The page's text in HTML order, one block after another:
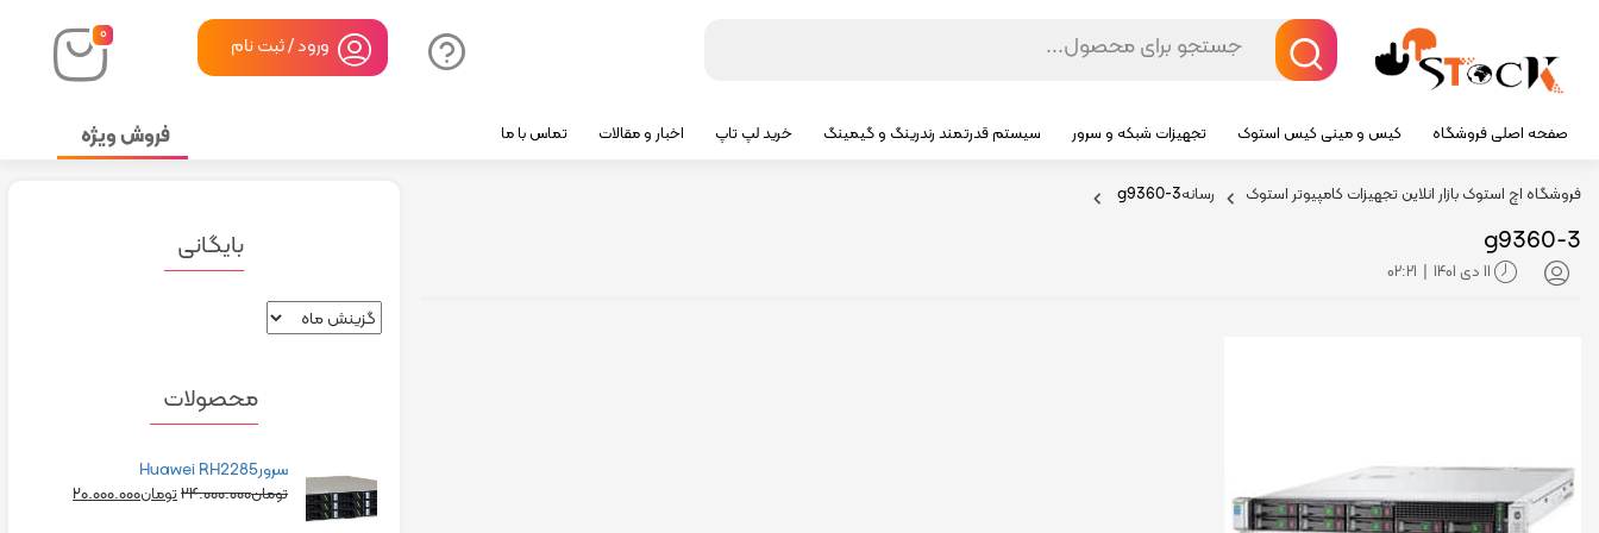
۰ ورود / ثبت نام
صفحه اصلی فروشگاه کیس و مینی کیس استوک تجهیزات شبکه و سرور سیستم قدرتمند رندرینگ و گیمینگ خرید لپ تاپ اخبار و مقالات تماس با ما فروش ویژه
فروشگاه اچ استوک بازار انلاین تجهیزات کامپیوتر استوک رسانهg9360-3
g9360-3
11 دی 1401 |
02:21
بایگانی
محصولات
سرورHuawei RH2285
تومان۲۴.۰۰۰.۰۰۰تومان۲۰.۰۰۰.۰۰۰